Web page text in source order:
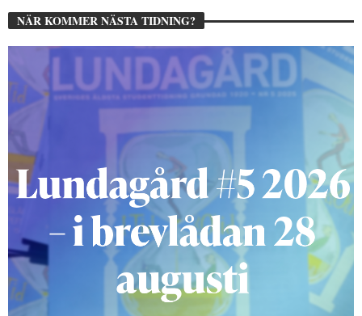
NÄR KOMMER NÄSTA TIDNING?